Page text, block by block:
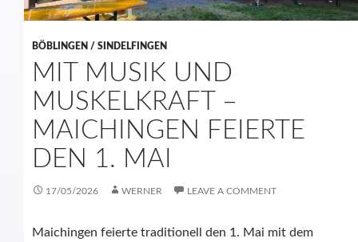
BÖBLINGEN / SINDELFINGEN
MIT MUSIK UND
MUSKELKRAFT –
MAICHINGEN FEIERTE
DEN 1. MAI
17/05/2026 WERNER LEAVE A COMMENT
Maichingen feierte traditionell den 1. Mai mit dem